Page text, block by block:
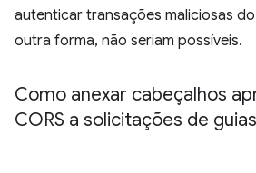
autenticar transações maliciosas
outra forma, não seriam possíveis.
Como anexar cabeçalhos
CORS a solicitações de